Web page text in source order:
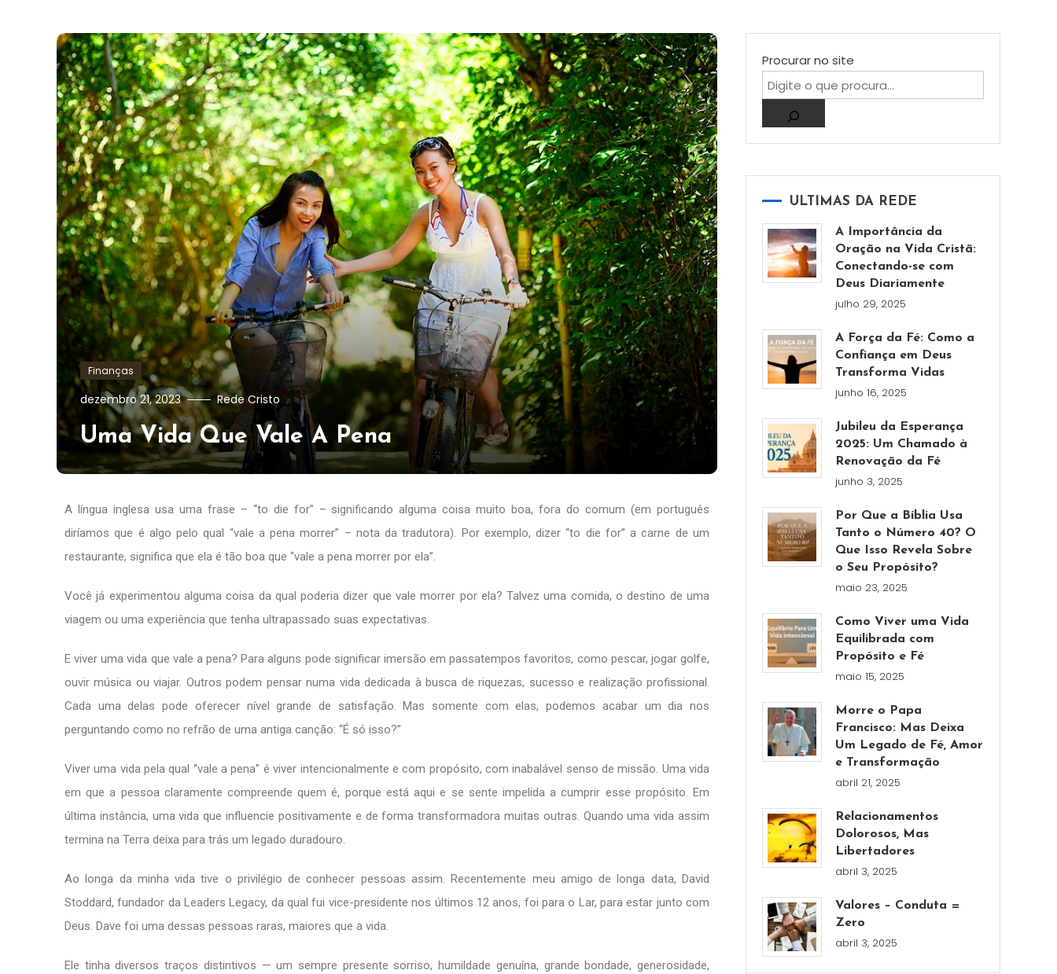
Finanças
dezembro 21, 2023 Rede Cristo
Uma Vida Que Vale A Pena
A língua inglesa usa uma frase – “to die for” – significando alguma coisa muito boa, fora do comum (em português
diríamos que é algo pelo qual “vale a pena morrer” – nota da tradutora). Por exemplo, dizer “to die for” a carne de um
restaurante, significa que ela é tão boa que “vale a pena morrer por ela”.
Você já experimentou alguma coisa da qual poderia dizer que vale morrer por ela? Talvez uma comida, o destino de uma
viagem ou uma experiência que tenha ultrapassado suas expectativas.
E viver uma vida que vale a pena? Para alguns pode significar imersão em passatempos favoritos, como pescar, jogar golfe,
ouvir música ou viajar. Outros podem pensar numa vida dedicada à busca de riquezas, sucesso e realização profissional.
Cada uma delas pode oferecer nível grande de satisfação. Mas somente com elas, podemos acabar um dia nos
perguntando como no refrão de uma antiga canção: “É só isso?”
Viver uma vida pela qual “vale a pena” é viver intencionalmente e com propósito, com inabalável senso de missão. Uma vida
em que a pessoa claramente compreende quem é, porque está aqui e se sente impelida a cumprir esse propósito. Em
última instância, uma vida que influencie positivamente e de forma transformadora muitas outras. Quando uma vida assim
termina na Terra deixa para trás um legado duradouro.
Ao longa da minha vida tive o privilégio de conhecer pessoas assim. Recentemente meu amigo de longa data, David
Stoddard, fundador da Leaders Legacy, da qual fui vice-presidente nos últimos 12 anos, foi para o Lar, para estar junto com
Deus. Dave foi uma dessas pessoas raras, maiores que a vida.
Ele tinha diversos traços distintivos — um sempre presente sorriso, humildade genuína, grande bondade, generosidade,
Procurar no site
ULTIMAS DA REDE
A Importância da
Oração na Vida Cristã:
Conectando-se com
Deus Diariamente
julho 29, 2025
A Força da Fé: Como a
Confiança em Deus
Transforma Vidas
junho 16, 2025
Jubileu da Esperança
2025: Um Chamado à
Renovação da Fé
junho 3, 2025
Por Que a Bíblia Usa
Tanto o Número 40? O
Que Isso Revela Sobre
o Seu Propósito?
maio 23, 2025
Como Viver uma Vida
Equilibrada com
Propósito e Fé
maio 15, 2025
Morre o Papa
Francisco: Mas Deixa
Um Legado de Fé, Amor
e Transformação
abril 21, 2025
Relacionamentos
Dolorosos, Mas
Libertadores
abril 3, 2025
Valores – Conduta =
Zero
abril 3, 2025